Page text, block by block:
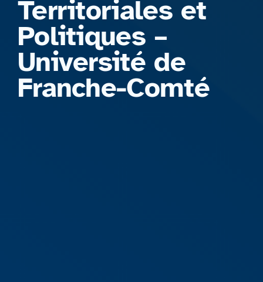
Territoriales et
Politiques –
Université de
Franche-Comté